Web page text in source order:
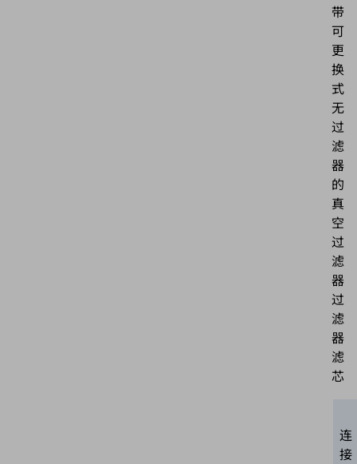
带
可
更
换
式
无
过
滤
器
的
真
空
过
滤
器
过
滤
器
滤
芯
连
接